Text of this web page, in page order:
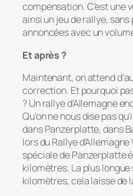
compensation. C’est une
ainsi un jeu de rallye,
annoncées avec un
Et après ?
Maintenant, on attend
correction. Et pourquoi
? Un rallye d’Allemagne
Qu’on ne nous dise pas
dans Panzerplatte, dans
lors du Rallye
spéciale de Panzerplatte
kilomètres. La plus longue
kilomètres, cela laisse de